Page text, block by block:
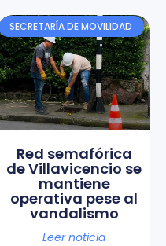
SECRETARÍA DE MOVILIDAD
Red semafórica
de Villavicencio se
mantiene
operativa pese al
vandalismo
Leer noticia